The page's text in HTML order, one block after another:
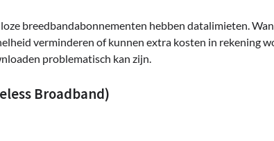
breedbandabonnementen hebben datalimieten.
verminderen of kunnen extra kosten in rekening
problematisch kan zijn.
Broadband)